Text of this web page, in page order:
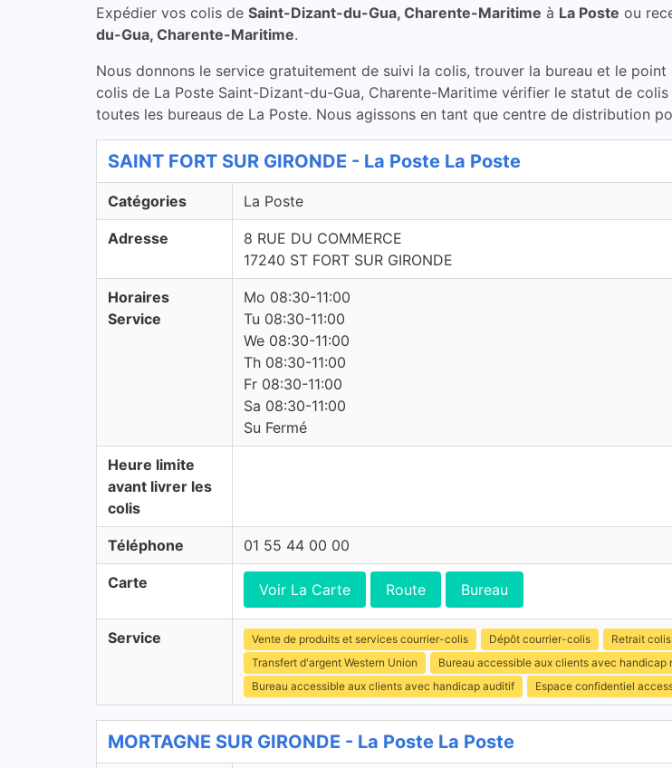
Expédier vos colis de Saint-Dizant-du-Gua, Charente-Maritime à La Poste ou
du-Gua, Charente-Maritime.
Nous donnons le service gratuitement de suivi la colis, trouver la bureau et le point
colis de La Poste Saint-Dizant-du-Gua, Charente-Maritime vérifier le statut de
toutes les bureaus de La Poste. Nous agissons en tant que centre de distribution
SAINT FORT SUR GIRONDE - La Poste La Poste
Catégories La Poste
Adresse
8 RUE DU COMMERCE
17240 ST FORT SUR GIRONDE
Horaires
Service
Mo 08:30-11:00
Tu 08:30-11:00
We 08:30-11:00
Th 08:30-11:00
Fr 08:30-11:00
Sa 08:30-11:00
Su Fermé
Heure limite
avant livrer les
colis
Téléphone 01 55 44 00 00
Carte Voir La Carte Route Bureau
Service Vente de produits et services courrier-colis Dépôt courrier-colis Retrait colis
Transfert d'argent Western Union
Bureau accessible aux clients avec handicap
Bureau accessible aux clients avec handicap auditif
Espace confidentiel
MORTAGNE SUR GIRONDE - La Poste La Poste